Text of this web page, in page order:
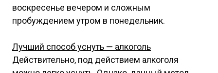
воскресенье вечером и сложным
пробуждением утром в понедельник.
Лучший способ уснуть — алкоголь
Действительно, под действием алкоголя